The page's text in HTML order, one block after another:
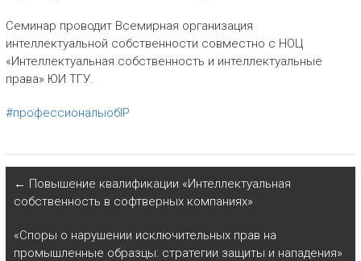
Семинар проводит Всемирная организация
интеллектуальной собственности совместно с НОЦ
«Интеллектуальная собственность и интеллектуальные
права» ЮИ ТГУ.
#профессионалыобIP
← Повышение квалификации «Интеллектуальная
собственность в софтверных компаниях»
«Споры о нарушении исключительных прав на
промышленные образцы: стратегии защиты и нападения»